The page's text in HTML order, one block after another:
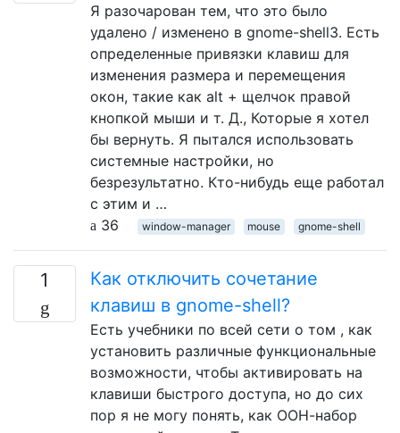
Я разочарован тем, что это было
удалено / изменено в gnome-shell3. Есть
определенные привязки клавиш для
изменения размера и перемещения
окон, такие как alt + щелчок правой
кнопкой мыши и т. Д., Которые я хотел
бы вернуть. Я пытался использовать
системные настройки, но
безрезультатно. Кто-нибудь еще работал
с этим и …
36
window-manager mouse gnome-shell
1
Как отключить сочетание
клавиш в gnome-shell?
Есть учебники по всей сети о том , как
установить различные функциональные
возможности, чтобы активировать на
клавиши быстрого доступа, но до сих
пор я не могу понять, как ООН-набор